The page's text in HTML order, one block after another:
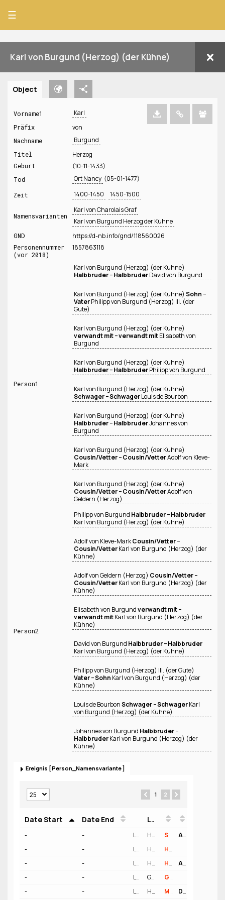
☰
Karl von Burgund (Herzog) (der Kühne)
Object
Vorname1 Karl
Präfix von
Nachname Burgund
Titel Herzog
Geburt (10-11-1433)
Tod Ort Nancy (05-01-1477)
Zeit 1400-1450 1450-1500
Namensvarianten
Karl von Charolais Graf
Karl von Burgund Herzog der Kühne
GND https://d-nb.info/gnd/118560026
Personennummer
(vor 2018)
1857863118
Person1
Karl von Burgund (Herzog) (der Kühne)
Halbbruder − HalbbruderDavid von Burgund
Karl von Burgund (Herzog) (der Kühne) Sohn −
VaterPhilipp von Burgund (Herzog) III. (der
Gute)
Karl von Burgund (Herzog) (der Kühne)
verwandt mit − verwandt mitElisabeth von
Burgund
Karl von Burgund (Herzog) (der Kühne)
Halbbruder − HalbbruderPhilipp von Burgund
Karl von Burgund (Herzog) (der Kühne)
Schwager − SchwagerLouis de Bourbon
Karl von Burgund (Herzog) (der Kühne)
Halbbruder − HalbbruderJohannes von
Burgund
Karl von Burgund (Herzog) (der Kühne)
Cousin/Vetter − Cousin/VetterAdolf von Kleve-
Mark
Karl von Burgund (Herzog) (der Kühne)
Cousin/Vetter − Cousin/VetterAdolf von
Geldern (Herzog)
Person2
Philipp von Burgund Halbbruder − Halbbruder
Karl von Burgund (Herzog) (der Kühne)
Adolf von Kleve-MarkCousin/Vetter −
Cousin/VetterKarl von Burgund (Herzog) (der
Kühne)
Adolf von Geldern (Herzog) Cousin/Vetter −
Cousin/VetterKarl von Burgund (Herzog) (der
Kühne)
Elisabeth von Burgundverwandt mit −
verwandt mitKarl von Burgund (Herzog) (der
Kühne)
David von Burgund Halbbruder − Halbbruder
Karl von Burgund (Herzog) (der Kühne)
Philipp von Burgund (Herzog) III. (der Gute)
Vater − Sohn Karl von Burgund (Herzog) (der
Kühne)
Louis de BourbonSchwager − SchwagerKarl
von Burgund (Herzog) (der Kühne)
Johannes von Burgund Halbbruder −
HalbbruderKarl von Burgund (Herzog) (der
Kühne)
Ereignis Person_Namensvariante
1 2
Date Start Date End Location Person
Funktion
- - Location Geo
Herzogtum Gelderland Statthalter
Auftraggeber
-
- Location Geo
Herzogtum Burgund
Herzog
-
- Location Geo
Herzogtum Geldern Herzog - Ende (Amt, Zustand etc.) Absetzung
Absetzender
-
- Location Geo
Grafschaft Charolais
Graf
-
- Location Geo
Herzogtum Burgund Maître des Requêtes
Dienstherr